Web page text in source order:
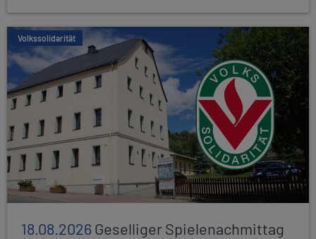
Volkssolidarität
18.08.2026Geselliger Spielenachmittag